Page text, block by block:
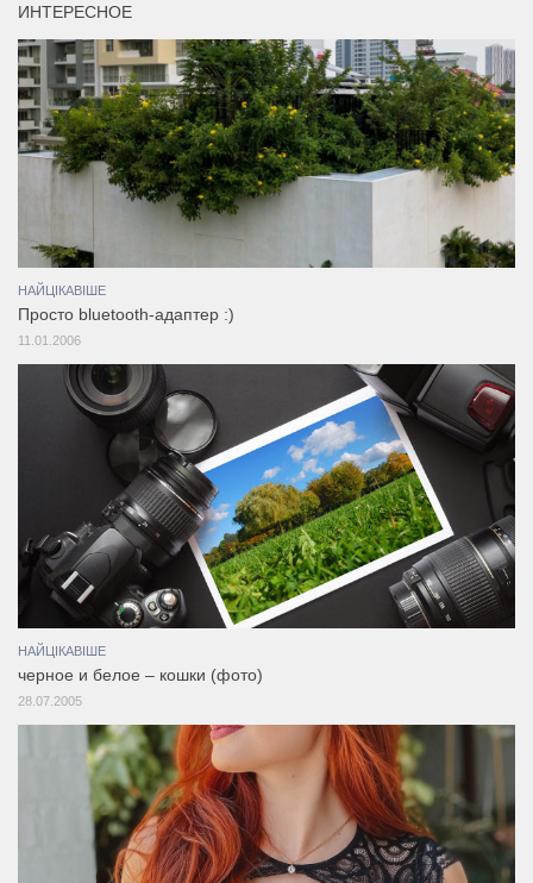
ИНТЕРЕСНОЕ
НАЙЦІКАВІШЕ
Просто bluetooth-адаптер :)
11.01.2006
НАЙЦІКАВІШЕ
черное и белое – кошки (фото)
28.07.2005